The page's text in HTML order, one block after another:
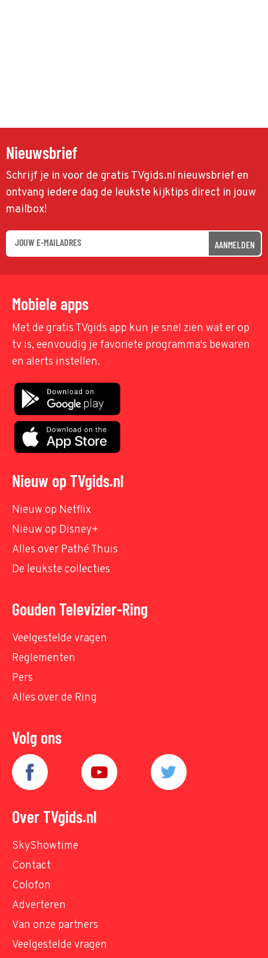
Nieuwsbrief
Schrijf je in voor de gratis TVgids.nl nieuwsbrief en
ontvang iedere dag de leukste kijktips direct in jouw
mailbox!
AANMELDEN
Mobiele apps
Met de gratis TVgids app kun je snel zien wat er op
tv is, eenvoudig je favoriete programma's bewaren
en alerts instellen.
Nieuw op TVgids.nl
Nieuw op Netflix
Nieuw op Disney+
Alles over Pathé Thuis
De leukste collecties
Gouden Televizier-Ring
Veelgestelde vragen
Reglementen
Pers
Alles over de Ring
Volg ons
Over TVgids.nl
SkyShowtime
Contact
Colofon
Adverteren
Van onze partners
Veelgestelde vragen